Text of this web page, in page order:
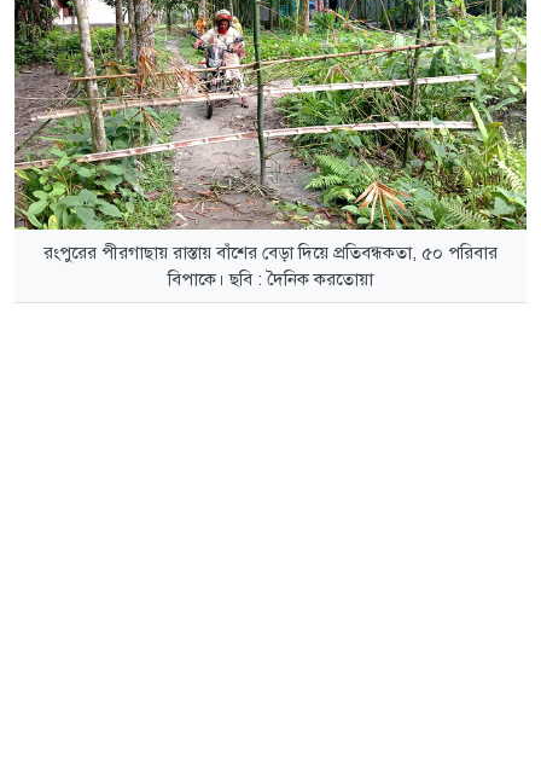
রংপুরের পীরগাছায় রাস্তায় বাঁশের বেড়া দিয়ে প্রতিবন্ধকতা, ৫০ পরিবার
বিপাকে। ছবি : দৈনিক করতোয়া